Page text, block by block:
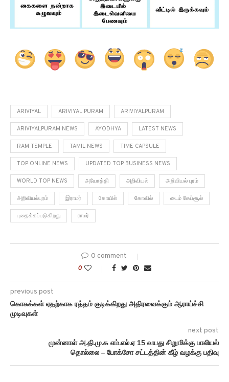
ARIVIYAL ARIVIYAL PURAM ARIVIYALPURAM
ARIVIYALPURAM NEWS AYODHYA LATEST NEWS
RAM TEMPLE TAMIL NEWS TIME CAPSULE
TOP ONLINE NEWS UPDATED TOP BUSINESS NEWS
WORLD TOP NEWS அயோத்தி அறிவியல் அறிவியல் புரம்
அறிவியல்புரம் இராமர் கோயில் கோவில் டைம் கேப்சூல்
புதைக்கப்படுகிறது ராமர்
0 comment
0
previous post
கொசுக்கள் ஏதற்காக ரத்தம் குடிக்கிறது அதிரவைக்கும் ஆராய்ச்சி
முடிவுகள்
next post
முன்னாள் அ.தி.மு.க எம்.எல்.ஏ 15 வயது சிறுமிக்கு பாலியல்
தொல்லை – போக்சோ சட்டத்தின் கீழ் வழக்கு பதிவு